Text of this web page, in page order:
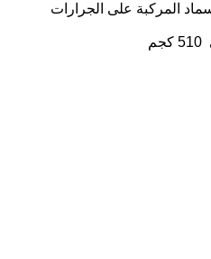
المركبة على الجرارات
510 كجم